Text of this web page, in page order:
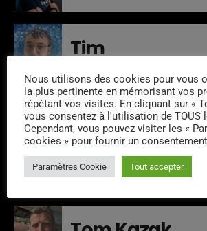
Tim
Cristobal
Stephane
Nous utilisons des cookies pour vous
la plus pertinente en mémorisant vos
répétant vos visites. En cliquant sur «
vous consentez à l'utilisation de TOUS
Cependant, vous pouvez visiter les «
cookies » pour fournir un
Paramètres Cookie Tout accepter